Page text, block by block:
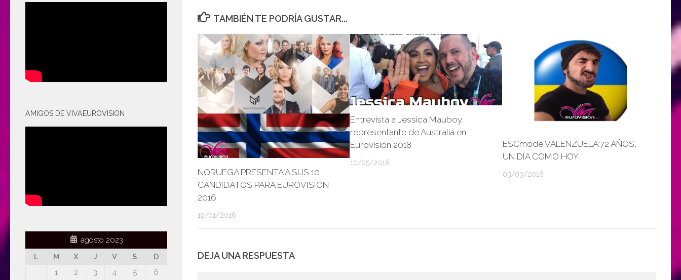
TAMBIÉN TE PODRÍA GUSTAR...
NORUEGA PRESENTA A SUS 10
CANDIDATOS PARA EUROVISION
2016
19/01/2016
Entrevista a Jessica Mauboy,
representante de Australia en
Eurovisión 2018
10/05/2018
ESCmode VALENZUELA:72 AÑOS,
UN DÍA COMO HOY
03/03/2016
DEJA UNA RESPUESTA
AMIGOS DE VIVAEUROVISION
agosto 2023
L
M X J V S
D
1
2 3 4 5
6